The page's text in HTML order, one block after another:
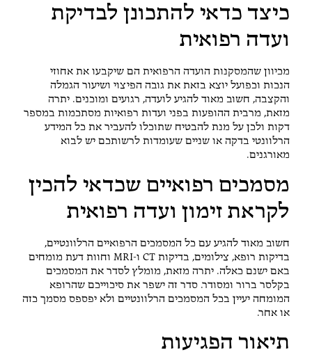
כיצד כדאי להתכונן לבדיקת
ועדה רפואית
מכיוון שהמסקנות הועדה הרפואית הם שיקבעו את אחוזי
הנכות וכפועל יוצא בזאת את גובה הפיצוי ושיעור הגמלה
והקצבה, חשוב מאוד להגיע לועדה, רגועים ומוכנים. יתרה
מזאת, מרבית ההופעות בפני ועדות רפואיות מסתכמות במספר
דקות ולכן על מנת להבטיח שתוכלו להעביר את כל המידע
הרלוונטי בדקה או שניים שעומדות לרשותכם יש לבוא
מאורגנים.
מסמכים רפואיים שכדאי להכין
לקראת זימון ועדה רפואית
חשוב מאוד להגיע עם כל המסמכים הרפואיים הרלוונטיים,
בדיקות רופא, צילומים, בדיקות CT ו-MRI וחוות דעת מומחים
באם ישנם כאלה. יתרה מזאת, מומלץ לסדר את המסמכים
בקלסר ברור ומסודר. סדר זה ישפר את סיכוייכם שהרופא
המומחה יעיין בכל המסמכים הרלוונטיים ולא יפספס מסמך כזה
או אחר.
תיאור הפגיעות